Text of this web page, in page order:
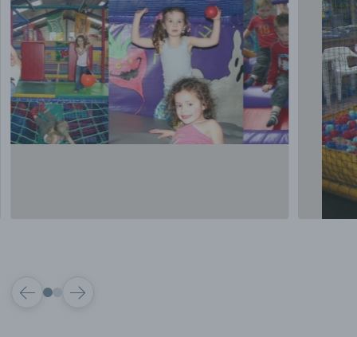
VORIGE VOLGENDE